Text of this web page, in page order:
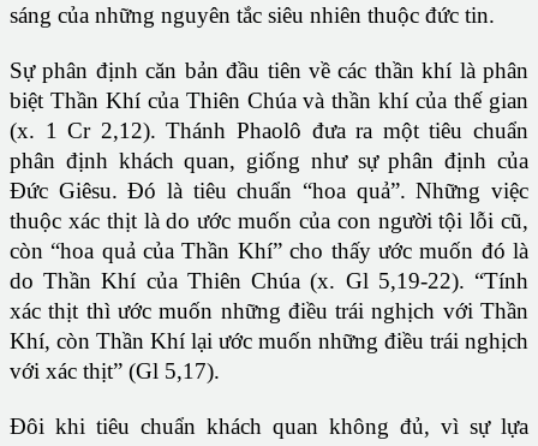
sáng của những nguyên tắc siêu nhiên thuộc đức tin.
Sự phân định căn bản đầu tiên về các thần khí là phân
biệt Thần Khí của Thiên Chúa và thần khí của thế gian
(x. 1 Cr 2,12). Thánh Phaolô đưa ra một tiêu chuẩn
phân định khách quan, giống như sự phân định của
Đức Giêsu. Đó là tiêu chuẩn “hoa quả”. Những việc
thuộc xác thịt là do ước muốn của con người tội lỗi cũ,
còn “hoa quả của Thần Khí” cho thấy ước muốn đó là
do Thần Khí của Thiên Chúa (x. Gl 5,19-22). “Tính
xác thịt thì ước muốn những điều trái nghịch với Thần
Khí, còn Thần Khí lại ước muốn những điều trái nghịch
với xác thịt” (Gl 5,17).
Đôi khi tiêu chuẩn khách quan không đủ, vì sự lựa